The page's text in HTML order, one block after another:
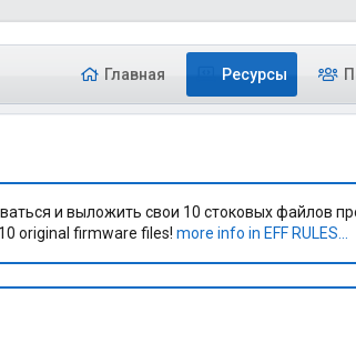
Главная Ресурсы
и выложить свои 10 стоковых файлов
original firmware files! more info in EFF RULES...